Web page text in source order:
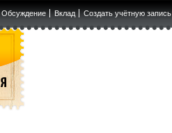
Обсуждение Вклад Создать учётную запись